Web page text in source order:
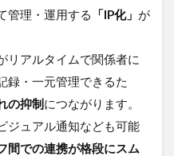
管理・運用する
「IP化」 が
リアルタイムで関係者に
録・一元管理できるた
の抑制につながります。
ジュアル通知なども可能
間での連携が格段にスム